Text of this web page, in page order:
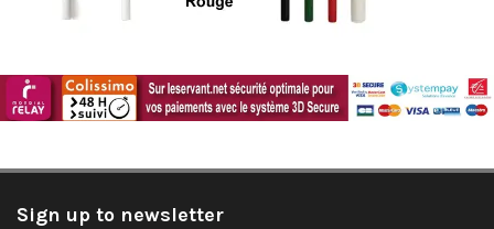
Sign up to newsletter